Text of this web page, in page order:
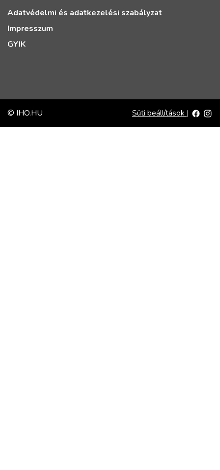
Adatvédelmi és adatkezelési szabályzat
Impresszum
GYIK
© IHO.HU Süti beállítások |